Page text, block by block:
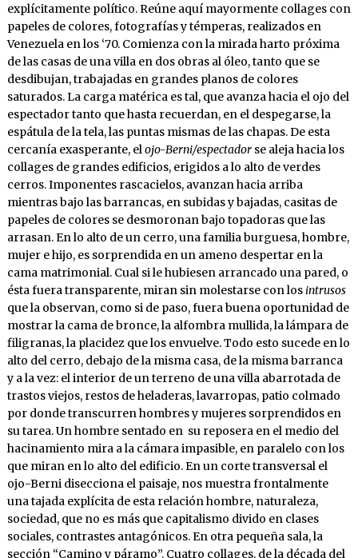
explícitamente político. Reúne aquí mayormente collages con
papeles de colores, fotografías y témperas, realizados en
Venezuela en los ‘70. Comienza con la mirada harto próxima
de las casas de una villa en dos obras al óleo, tanto que se
desdibujan, trabajadas en grandes planos de colores
saturados. La carga matérica es tal, que avanza hacia el ojo del
espectador tanto que hasta recuerdan, en el despegarse, la
espátula de la tela, las puntas mismas de las chapas. De esta
cercanía exasperante, elojo-Berni/espectadorse aleja hacia los
collages de grandes edificios, erigidos a lo alto de verdes
cerros. Imponentes rascacielos, avanzan hacia arriba
mientras bajo las barrancas, en subidas y bajadas, casitas de
papeles de colores se desmoronan bajo topadoras que las
arrasan. En lo alto de un cerro, una familia burguesa, hombre,
mujer e hijo, es sorprendida en un ameno despertar en la
cama matrimonial. Cual si le hubiesen arrancado una pared, o
ésta fuera transparente, miran sin molestarse con losintrusos
que la observan, como si de paso, fuera buena oportunidad de
mostrar la cama de bronce, la alfombra mullida, la lámpara de
filigranas, la placidez que los envuelve. Todo esto sucede en lo
alto del cerro, debajo de la misma casa, de la misma barranca
y a la vez: el interior de un terreno de una villa abarrotada de
trastos viejos, restos de heladeras, lavarropas, patio colmado
por donde transcurren hombres y mujeres sorprendidos en
su tarea. Un hombre sentado en su reposera en el medio del
hacinamiento mira a la cámara impasible, en paralelo con los
que miran en lo alto del edificio. En un corte transversal el
ojo-Berni disecciona el paisaje, nos muestra frontalmente
una tajada explícita de esta relación hombre, naturaleza,
sociedad, que no es más que capitalismo divido en clases
sociales, contrastes antagónicos. En otra pequeña sala, la
sección “Camino y páramo”. Cuatro collages, de la década del